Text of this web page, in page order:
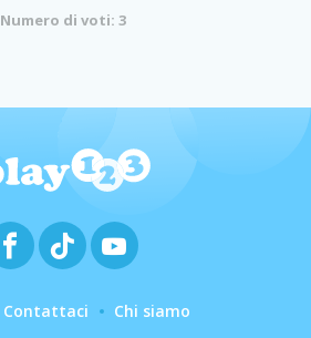
Numero di voti: 3
Contattaci Chi siamo